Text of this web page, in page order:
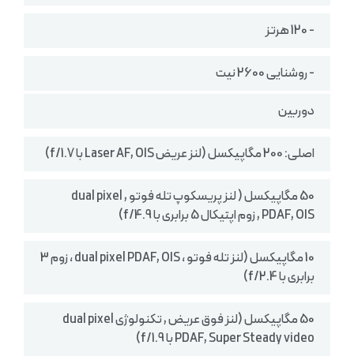
- 120 هرتز
- روشنایی 2600 نیت
دوربین
اصلی: 200 مگاپیکسل (لنز عریض Laser AF, OIS با f/1.7)
50 مگاپیکسل ( لنز پریسکوپ تله‌ فوتو , dual pixel
PDAF, OIS , زوم اپتیکال 5 برابری با f/4.9)
10 مگاپیکسل (لنز تله فوتو ، dual pixel PDAF, OIS ، زوم 3
برابری با f/2.4)
50 مگاپیکسل (لنز فوق عریض , تکنولوژی dual pixel
PDAF, Super Steady video با f/1.9)